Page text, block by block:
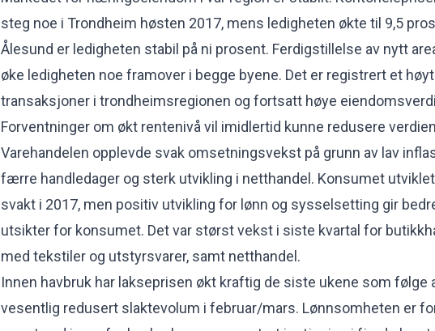
steg noe i Trondheim høsten 2017, mens ledigheten økte til 9,5
Ålesund er ledigheten stabil på ni prosent. Ferdigstillelse av nytt
øke ledigheten noe framover i begge byene. Det er registrert et
transaksjoner i trondheimsregionen og fortsatt høye
Forventninger om økt rentenivå vil imidlertid kunne redusere
Varehandelen opplevde svak omsetningsvekst på grunn av lav
færre handledager og sterk utvikling i netthandel. Konsumet
svakt i 2017, men positiv utvikling for lønn og sysselsetting gir
utsikter for konsumet. Det var størst vekst i siste kvartal for
med tekstiler og utstyrsvarer, samt netthandel.
Innen havbruk har lakseprisen økt kraftig de siste ukene som følge
vesentlig redusert slaktevolum i februar/mars. Lønnsomheten er